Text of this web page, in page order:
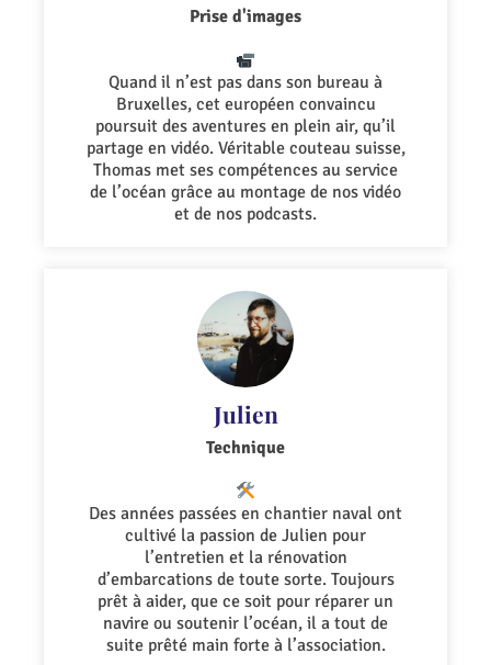
Prise d'images
Quand il n’est pas dans son bureau à
Bruxelles, cet européen convaincu
poursuit des aventures en plein air, qu’il
partage en vidéo. Véritable couteau suisse,
Thomas met ses compétences au service
de l’océan grâce au montage de nos vidéo
et de nos podcasts.
Julien
Technique
Des années passées en chantier naval ont
cultivé la passion de Julien pour
l’entretien et la rénovation
d’embarcations de toute sorte. Toujours
prêt à aider, que ce soit pour réparer un
navire ou soutenir l’océan, il a tout de
suite prêté main forte à l’association.